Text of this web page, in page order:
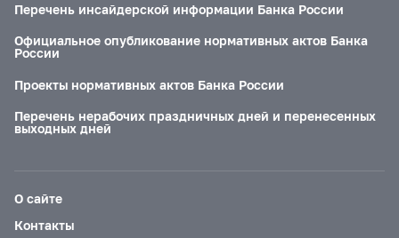
Перечень инсайдерской информации Банка России
Официальное опубликование нормативных актов Банка
России
Проекты нормативных актов Банка России
Перечень нерабочих праздничных дней и перенесенных
выходных дней
О сайте
Контакты